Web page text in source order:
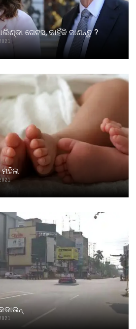
ଗେଟସ, କାହିଁକି ଜାଣନ୍ତୁ ?